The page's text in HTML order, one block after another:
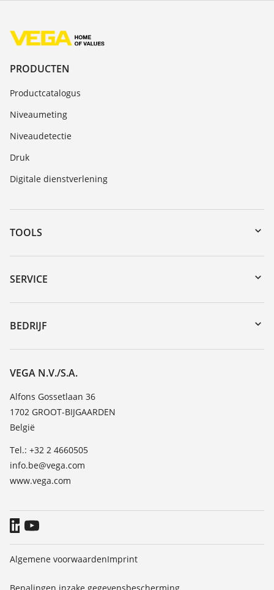
PRODUCTEN
Productcatalogus
Niveaumeting
Niveaudetectie
Druk
Digitale dienstverlening
TOOLS
Downloads
Serienummer zoeken
DTM Collection/PACTware
SERVICE
Reparatieformulier instrument
Seminars
TeamViewer
BEDRIJF
Vacature
Over VEGA
Contact
Nieuws
Persberichten
Blog
VEGA N.V./S.A.
Alfons Gossetlaan 36
1702 GROOT-BIJGAARDEN
België
Tel.: +32 2 4660505
info.be@vega.com
www.vega.com
Algemene voorwaardenImprint
Bepalingen inzake gegevensbescherming